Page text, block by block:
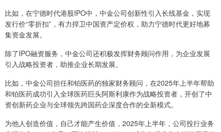
比如，在宁德时代港股IPO中，中金公司创新性引入长线基金，实现
发行价“零折扣”，有力捍卫中国资产定价权，助力宁德时代更好地募
集资金发展。
除了IPO融资服务，中金公司还积极发挥财务顾问作用，为企业发展
引入战略投资者，助推企业长期发展。
比如，中金公司担任和铂医药的独家财务顾问，在2025年上半年帮助
和铂医药成功引入全球医药巨头阿斯利康作为战略投资者，开创了中
资创新药企业与全球领先跨国药企深度合作的全新模式。
为他人创造价值，自己才能产生价值，2025年上半年，公司投行业务